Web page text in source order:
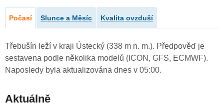
Počasí Slunce a Měsíc Kvalita ovzduší
Třebušín leží v kraji Ústecký (338 m n. m.). Předpověď je
sestavena podle několika modelů (ICON, GFS, ECMWF).
Naposledy byla aktualizována dnes v 05:00.
Aktuálně